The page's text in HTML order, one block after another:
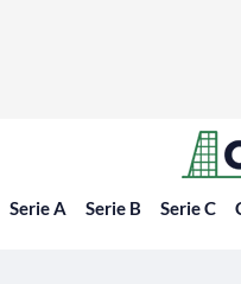
Serie A Serie B Serie C